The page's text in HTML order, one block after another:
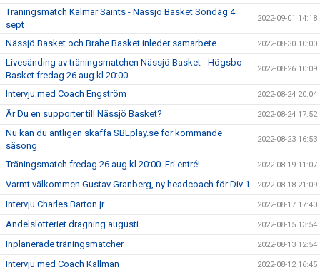
Träningsmatch Kalmar Saints - Nässjö Basket Söndag 4
sept
2022-09-01 14:18
Nässjö Basket och Brahe Basket inleder samarbete 2022-08-30 10:00
Livesänding av träningsmatchen Nässjö Basket - Högsbo
Basket fredag 26 aug kl 20:00
2022-08-26 10:09
Intervju med Coach Engström 2022-08-24 20:04
Är Du en supporter till Nässjö Basket? 2022-08-24 17:52
Nu kan du äntligen skaffa SBLplay.se för kommande
säsong
2022-08-23 16:53
Träningsmatch fredag 26 aug kl 20:00. Fri entré! 2022-08-19 11:07
Varmt välkommen Gustav Granberg, ny headcoach för Div 1 2022-08-18 21:09
Intervju Charles Barton jr 2022-08-17 17:40
Andelslotteriet dragning augusti 2022-08-15 13:54
Inplanerade träningsmatcher 2022-08-13 12:54
Intervju med Coach Källman 2022-08-12 16:45